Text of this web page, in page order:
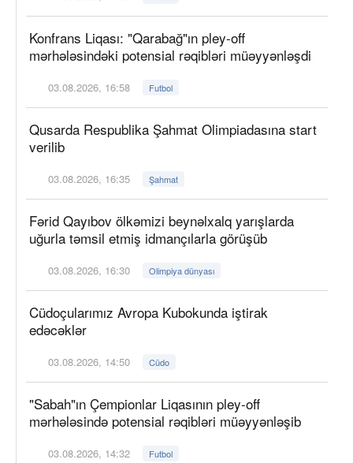
Konfrans Liqası: "Qarabağ"ın pley-off
mərhələsindəki potensial rəqibləri müəyyənləşdi
03.08.2026, 16:58 Futbol
Qusarda Respublika Şahmat Olimpiadasına start
verilib
03.08.2026, 16:35 Şahmat
Fərid Qayıbov ölkəmizi beynəlxalq yarışlarda
uğurla təmsil etmiş idmançılarla görüşüb
03.08.2026, 16:30 Olimpiya dünyası
Cüdoçularımız Avropa Kubokunda iştirak
edəcəklər
03.08.2026, 14:50 Cüdo
"Sabah"ın Çempionlar Liqasının pley-off
mərhələsində potensial rəqibləri müəyyənləşib
03.08.2026, 14:32 Futbol